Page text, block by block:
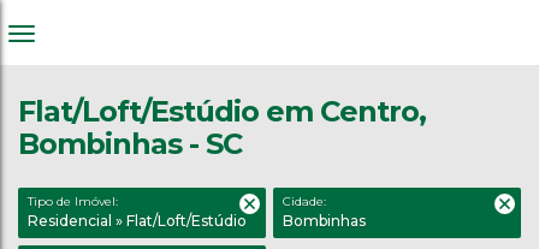
Flat/Loft/Estúdio em Centro,
Bombinhas - SC
Tipo de Imóvel:
Residencial » Flat/Loft/Estúdio
Cidade:
Bombinhas